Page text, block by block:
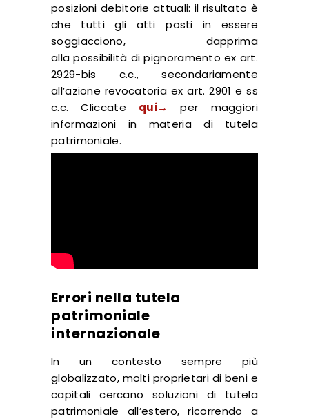
posizioni debitorie attuali: il risultato è
che tutti gli atti posti in essere
soggiacciono, dapprima
alla possibilità di pignoramento ex art.
2929-bis c.c., secondariamente
all’azione revocatoria ex art. 2901 e ss
c.c. Cliccate
qui→
per maggiori
informazioni in materia di tutela
patrimoniale.
Errori nella tutela
patrimoniale
internazionale
In un contesto sempre più
globalizzato, molti proprietari di beni e
capitali cercano soluzioni di tutela
patrimoniale all’estero, ricorrendo a